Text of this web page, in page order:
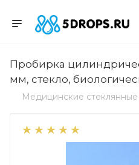
Пробирка
мм, стекло,
Медицинские